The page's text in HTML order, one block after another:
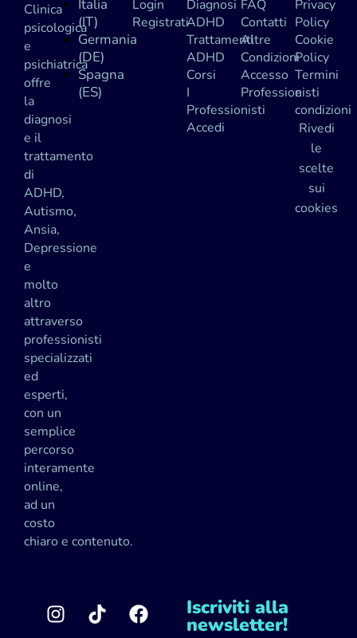
Clinica
psicologica
e
psichiatrica
offre
la
diagnosi
e il
trattamento
di
ADHD,
Autismo,
Ansia,
Depressione
e
molto
altro
attraverso
professionisti
specializzati
ed
esperti,
con un
semplice
percorso
interamente
online,
ad un
costo
chiaro e contenuto.
Italia
(IT)
Germania
(DE)
Spagna
(ES)
Login
Registrati
Diagnosi
ADHD
Trattamenti
ADHD
Corsi
I
Professionisti
Accedi
FAQ
Contatti
Altre
Condizioni
Accesso
Professionisti
Privacy
Policy
Cookie
Policy
Termini
e
condizioni
Rivedi
le
scelte
sui
cookies
Iscriviti alla
newsletter!